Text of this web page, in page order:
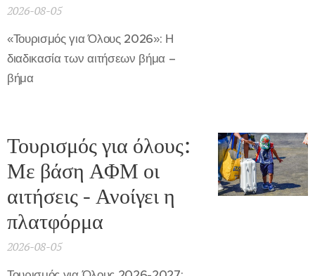
2026-08-05
«Τουρισμός για Όλους 2026»: Η
διαδικασία των αιτήσεων βήμα –
βήμα
Τουρισμός για όλους:
Με βάση ΑΦΜ οι
αιτήσεις - Ανοίγει η
πλατφόρμα
2026-08-05